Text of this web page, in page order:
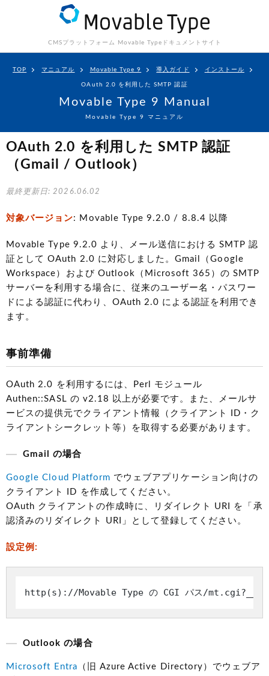
CMSプラットフォーム Movable Type ドキュメントサイト
TOP マニュアル Movable Type 9 導入ガイド インストール
OAuth 2.0 を利用した SMTP 認証
Movable Type 9 Manual
Movable Type 9 マニュアル
OAuth 2.0 を利用した SMTP 認証
（Gmail / Outlook）
最終更新日: 2026.06.02
対象バージョン: Movable Type 9.2.0 / 8.8.4 以降
Movable Type 9.2.0 より、メール送信における SMTP 認
証として OAuth 2.0 に対応しました。Gmail（Google
Workspace）および Outlook（Microsoft 365）の SMTP
サーバーを利用する場合に、従来のユーザー名・パスワー
ドによる認証に代わり、OAuth 2.0 による認証を利用でき
ます。
事前準備
OAuth 2.0 を利用するには、Perl モジュール
Authen::SASL の v2.18 以上が必要です。また、メールサ
ービスの提供元でクライアント情報（クライアント ID・ク
ライアントシークレット等）を取得する必要があります。
Gmail の場合
Google Cloud Platform でウェブアプリケーション向けの
クライアント ID を作成してください。
OAuth クライアントの作成時に、リダイレクト URI を「承
認済みのリダイレクト URI」として登録してください。
設定例:
Outlook の場合
Microsoft Entra （旧 Azure Active Directory）でウェブア